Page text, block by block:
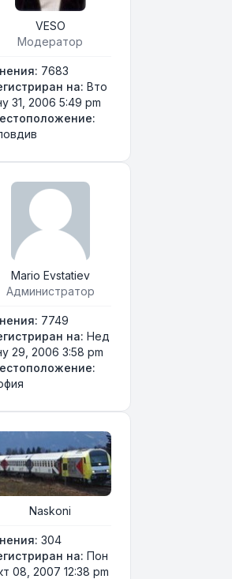
VESO
Модератор
7683
на: Вто
31, 2006 5:49 pm
Mario Evstatiev
Администратор
7749
на: Нед
29, 2006 3:58 pm
Naskoni
304
на: Пон
08, 2007 12:38 pm